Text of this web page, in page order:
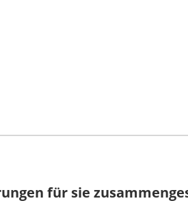
für sie